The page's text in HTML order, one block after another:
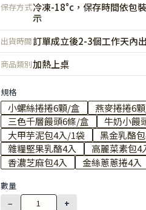
保存方式冷凍-18°c，保存時間依包
示
出貨時間訂單成立後2-3個工作天內
商品類別加熱上桌
規格
小螺絲捲捲6顆/盒 燕麥捲捲6
三色千層饅頭6條/盒
牛奶小饅
大甲芋泥包4入/1袋
黑金乳酪
雜糧堅果乳酪4入
高麗菜素包4
香濃芝麻包4入
金絲蔥蔥捲4入
數量
−
+